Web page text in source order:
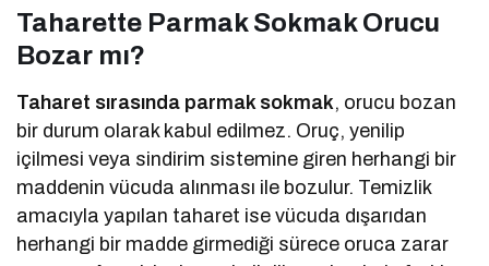
Taharette Parmak Sokmak Orucu
Bozar mı?
Taharet sırasında parmak sokmak, orucu bozan
bir durum olarak kabul edilmez. Oruç, yenilip
içilmesi veya sindirim sistemine giren herhangi bir
maddenin vücuda alınması ile bozulur. Temizlik
amacıyla yapılan taharet ise vücuda dışarıdan
herhangi bir madde girmediği sürece oruca zarar